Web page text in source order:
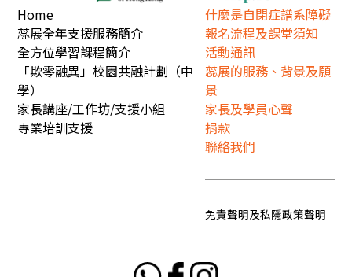
Home
蕊展全年支援服務簡介
全方位學習課程簡介
「欺零融異」校園共融計劃（中
學）
家長講座/工作坊/支援小組
專業培訓支援
什麼是自閉症譜系障礙
報名流程及課堂須知
活動通訊
蕊展的服務、背景及願
景
家長及學員心聲
捐款
聯絡我們
免責聲明及私隱政策聲明